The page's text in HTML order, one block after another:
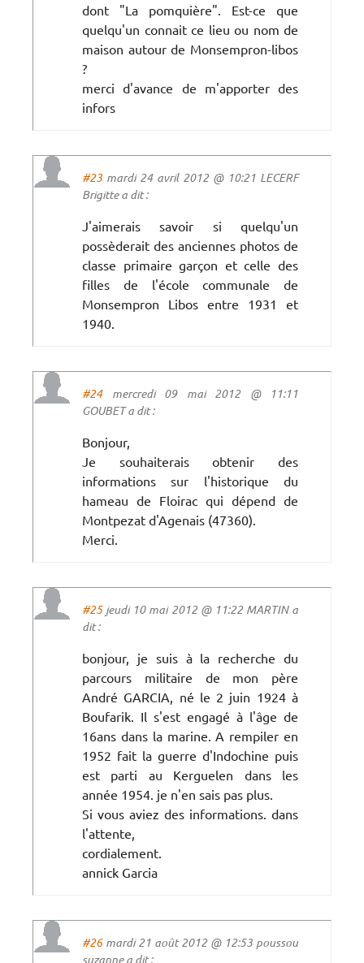
dont "La pomquière". Est-ce que
quelqu'un connait ce lieu ou nom de
maison autour de Monsempron-libos
?
merci d'avance de m'apporter des
infors
#23 mardi 24 avril 2012 @ 10:21 LECERF
Brigitte a dit :
J'aimerais savoir si quelqu'un
possèderait des anciennes photos de
classe primaire garçon et celle des
filles de l'école communale de
Monsempron Libos entre 1931 et
1940.
#24mercredi 09 mai 2012 @ 11:11
GOUBET a dit :
Bonjour,
Je souhaiterais obtenir des
informations sur l'historique du
hameau de Floirac qui dépend de
Montpezat d'Agenais (47360).
Merci.
#25jeudi 10 mai 2012 @ 11:22 MARTIN a
dit :
bonjour, je suis à la recherche du
parcours militaire de mon père
André GARCIA, né le 2 juin 1924 à
Boufarik. Il s'est engagé à l'âge de
16ans dans la marine. A rempiler en
1952 fait la guerre d'Indochine puis
est parti au Kerguelen dans les
année 1954. je n'en sais pas plus.
Si vous aviez des informations. dans
l'attente,
cordialement.
annick Garcia
#26mardi 21 août 2012 @ 12:53 poussou
suzanne a dit :